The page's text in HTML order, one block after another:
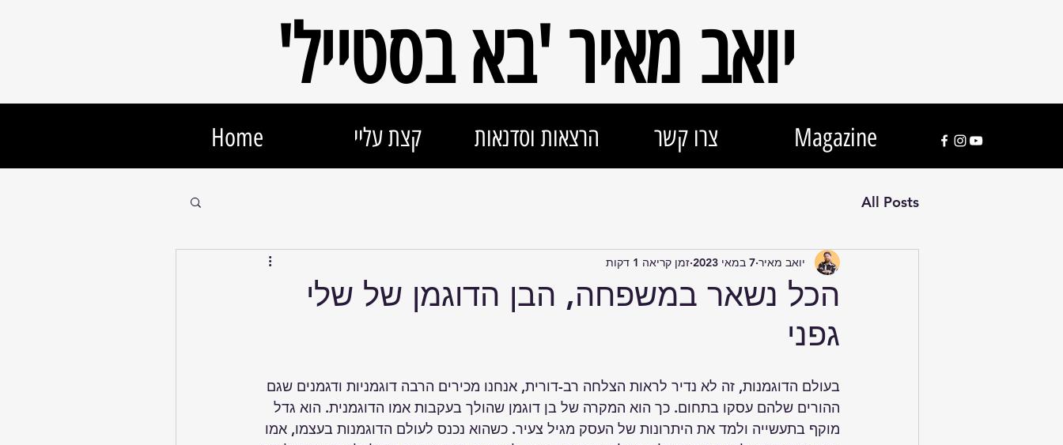
'יואב מאיר 'בא בסטייל
Home קצת עליי הרצאות וסדנאות צרו קשר Magazine
All Posts
הכל נשאר במשפחה, הבן הדוגמן של שלי
גפני
יואב מאיר 7 במאי 2023 זמן קריאה 1 דקות
בעולם הדוגמנות, זה לא נדיר לראות הצלחה רב-דורית, אנחנו מכירים הרבה דוגמניות ודגמנים שגם
ההורים שלהם עסקו בתחום. כך הוא המקרה של בן דוגמן שהולך בעקבות אמו הדוגמנית. הוא גדל
מוקף בתעשייה ולמד את היתרונות של העסק מגיל צעיר. כשהוא נכנס לעולם הדוגמנות בעצמו, אמו